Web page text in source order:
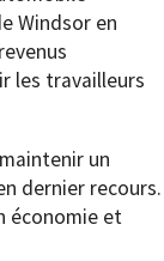
Windsor en
les travailleurs
un
dernier recours.
économie et